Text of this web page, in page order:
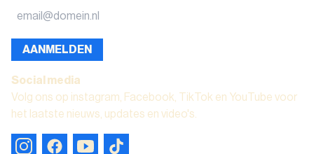
AANMELDEN
Social media
Volg ons op instagram, Facebook, TikTok en YouTube voor
het laatste nieuws, updates en video's.